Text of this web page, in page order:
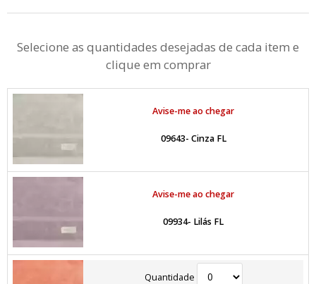
Selecione as quantidades desejadas de cada item e
clique em comprar
Avise-me ao chegar
09643- Cinza FL
Avise-me ao chegar
09934- Lilás FL
Quantidade